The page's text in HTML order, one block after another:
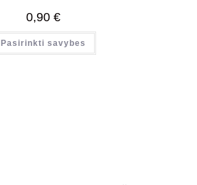
0,90 €
Pasirinkti savybes